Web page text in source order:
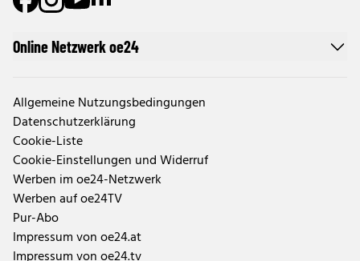
Online Netzwerk oe24
Allgemeine Nutzungsbedingungen
Datenschutzerklärung
Cookie-Liste
Cookie-Einstellungen und Widerruf
Werben im oe24-Netzwerk
Werben auf oe24TV
Pur-Abo
Impressum von oe24.at